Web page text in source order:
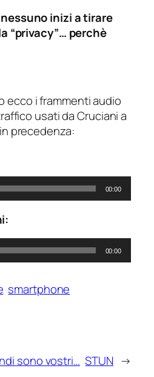
inizi a tirare
“privacy”… perchè
ecco i frammenti audio
usati da Cruciani a
precedenza:
00:00
00:00
smartphone
sono vostri… STUN →